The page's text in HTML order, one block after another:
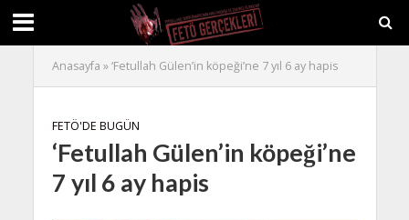
Anasayfa »‘Fetullah Gülen’in köpeği’ne 7 yıl 6 ay hapis
FETÖ'DE BUGÜN
‘Fetullah Gülen’in köpeği’ne
7 yıl 6 ay hapis